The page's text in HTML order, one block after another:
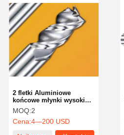
2 fletki Aluminiowe
końcowe młynki wysokiej
dokładności z
odpornością na ciepło
MOQ:2
Cena:4—200 USD